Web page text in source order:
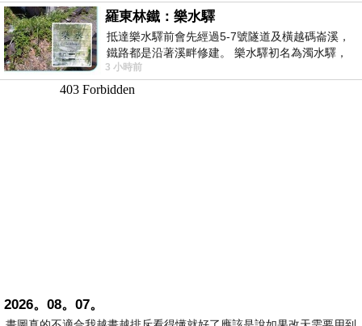
羅東林鐵：樂水驛
抵達樂水驛前會先經過5-7號隧道及橫越碼崙溪，
鐵路都是沿著溪畔修建。 樂水驛初名為濁水驛，
但因與臺鐵集集線車站同名，於1953
3 小時前
2026。08。07。